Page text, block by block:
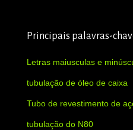
Principais palavras-
Letras maiusculas e
tubulação de óleo de caixa
Tubo de revestimento de
tubulação do N80